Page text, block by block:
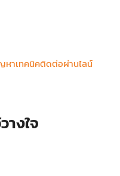
าเทคนิคติดต่อผ่านไลน์
งใจ